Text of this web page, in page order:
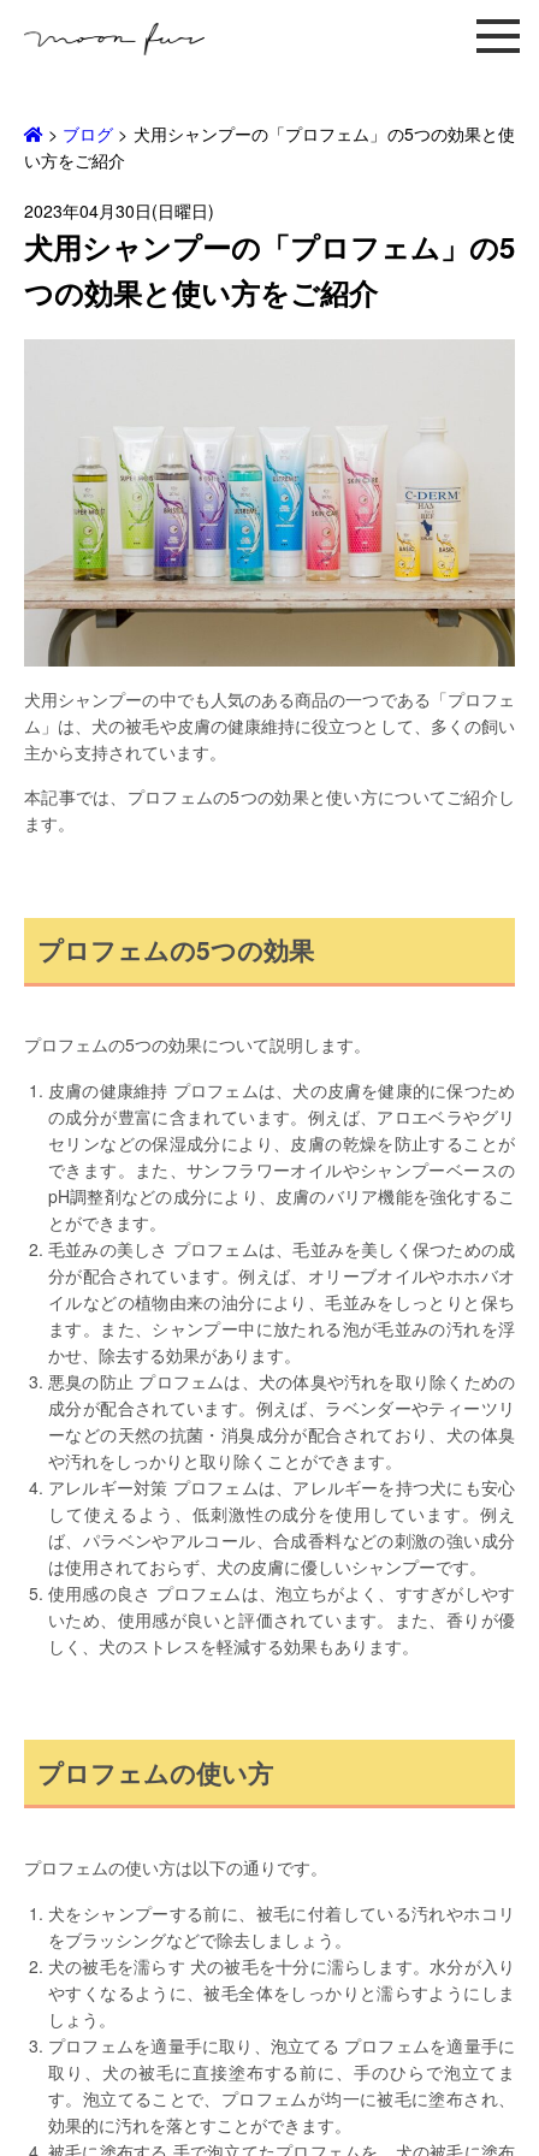
> ブログ > 犬用シャンプーの「プロフェム」の5つの効果と使
い方をご紹介
2023年04月30日(日曜日)
犬用シャンプーの「プロフェム」の5
つの効果と使い方をご紹介
犬用シャンプーの中でも人気のある商品の一つである「プロフェ
ム」は、犬の被毛や皮膚の健康維持に役立つとして、多くの飼い
主から支持されています。
本記事では、プロフェムの5つの効果と使い方についてご紹介し
ます。
プロフェムの5つの効果
プロフェムの5つの効果について説明します。
皮膚の健康維持 プロフェムは、犬の皮膚を健康的に保つため
の成分が豊富に含まれています。例えば、アロエベラやグリ
セリンなどの保湿成分により、皮膚の乾燥を防止することが
できます。また、サンフラワーオイルやシャンプーベースの
pH調整剤などの成分により、皮膚のバリア機能を強化するこ
とができます。
毛並みの美しさ プロフェムは、毛並みを美しく保つための成
分が配合されています。例えば、オリーブオイルやホホバオ
イルなどの植物由来の油分により、毛並みをしっとりと保ち
ます。また、シャンプー中に放たれる泡が毛並みの汚れを浮
かせ、除去する効果があります。
悪臭の防止 プロフェムは、犬の体臭や汚れを取り除くための
成分が配合されています。例えば、ラベンダーやティーツリ
ーなどの天然の抗菌・消臭成分が配合されており、犬の体臭
や汚れをしっかりと取り除くことができます。
アレルギー対策 プロフェムは、アレルギーを持つ犬にも安心
して使えるよう、低刺激性の成分を使用しています。例え
ば、パラベンやアルコール、合成香料などの刺激の強い成分
は使用されておらず、犬の皮膚に優しいシャンプーです。
使用感の良さ プロフェムは、泡立ちがよく、すすぎがしやす
いため、使用感が良いと評価されています。また、香りが優
しく、犬のストレスを軽減する効果もあります。
プロフェムの使い方
プロフェムの使い方は以下の通りです。
犬をシャンプーする前に、被毛に付着している汚れやホコリ
をブラッシングなどで除去しましょう。
犬の被毛を濡らす 犬の被毛を十分に濡らします。水分が入り
やすくなるように、被毛全体をしっかりと濡らすようにしま
しょう。
プロフェムを適量手に取り、泡立てる プロフェムを適量手に
取り、犬の被毛に直接塗布する前に、手のひらで泡立てま
す。泡立てることで、プロフェムが均一に被毛に塗布され、
効果的に汚れを落とすことができます。
被毛に塗布する 手で泡立てたプロフェムを、犬の被毛に塗布